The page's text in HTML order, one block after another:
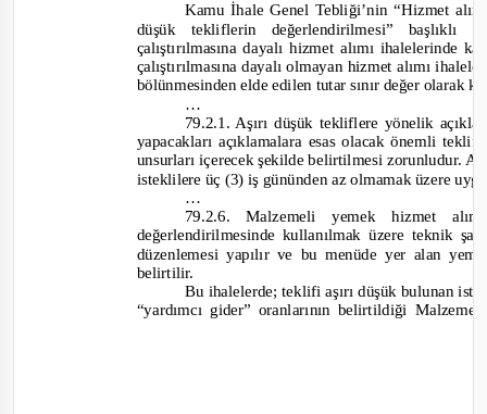
Kamu İhale Genel Tebliği’nin “Hizmet
düşük tekliflerin değerlendirilmesi” başlıklı
çalıştırılmasına dayalı hizmet alımı ihalelerinde
çalıştırılmasına dayalı olmayan hizmet alımı
bölünmesinden elde edilen tutar sınır değer olarak
…
79.2.1. Aşırı düşük tekliflere yönelik
yapacakları açıklamalara esas olacak önemli
unsurları içerecek şekilde belirtilmesi zorunludur.
isteklilere üç (3) iş gününden az olmamak üzere
…
79.2.6. Malzemeli yemek hizmet
değerlendirilmesinde kullanılmak üzere teknik
düzenlemesi yapılır ve bu menüde yer alan
belirtilir.
Bu ihalelerde; teklifi aşırı düşük bulunan
“yardımcı gider” oranlarının belirtildiği